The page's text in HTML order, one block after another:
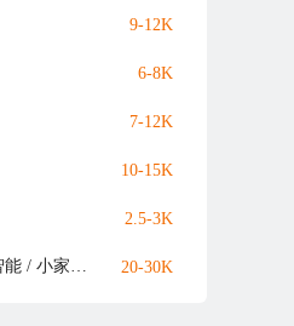
9-12K
6-8K
7-12K
10-15K
2.5-3K
研发结构工程师（宠物智能 / 小家电） 20-30K